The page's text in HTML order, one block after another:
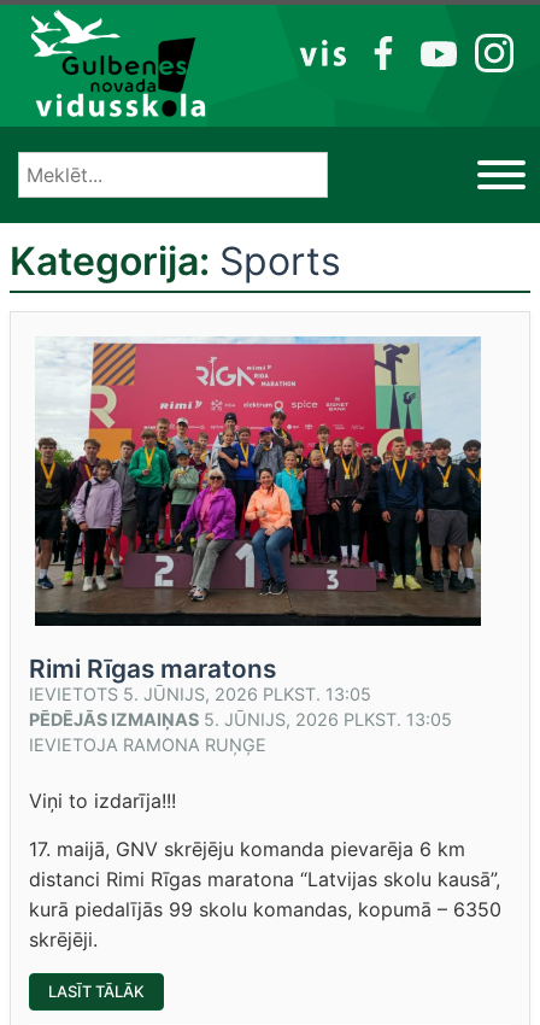
Izlaist
VIS
FB YT IG
Kategorija: Sports
Rimi Rīgas maratons
IEVIETOTS 5. JŪNIJS, 2026 PLKST. 13:05
PĒDĒJĀS IZMAIŅAS 5. JŪNIJS, 2026 PLKST. 13:05
IEVIETOJA RAMONA RUŅĢE
Viņi to izdarīja!!!
17. maijā, GNV skrējēju komanda pievarēja 6 km
distanci Rimi Rīgas maratona “Latvijas skolu kausā”,
kurā piedalījās 99 skolu komandas, kopumā – 6350
skrējēji.
LASĪT TĀLĀK
RĪGAS